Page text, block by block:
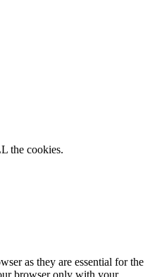
the cookies.
as they are essential for the
browser only with your